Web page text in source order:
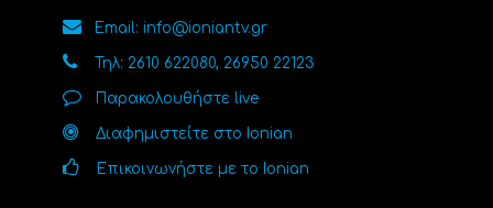
Email: info@ioniantv.gr
Τηλ: 2610 622080, 26950 22123
Παρακολουθήστε live
Διαφημιστείτε στο Ionian
Επικοινωνήστε με το Ionian